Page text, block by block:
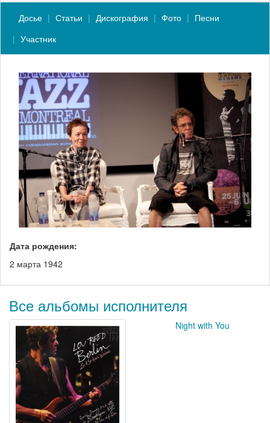
Досье Статьи Дискография Фото
Песни
Участник
Дата рождения:
2 марта 1942
Все альбомы исполнителя
Night with You